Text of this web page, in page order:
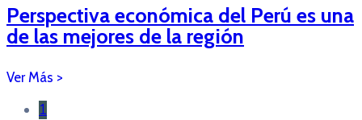
Perspectiva económica del Perú es una
de las mejores de la región
1